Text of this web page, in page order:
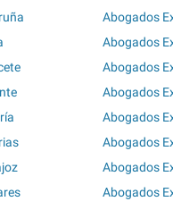
Abogados
Abogados
Abogados
Abogados
Abogados
Abogados
Abogados
Abogados